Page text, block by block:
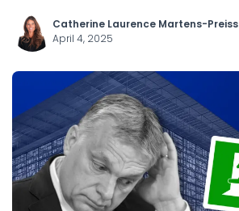
Catherine Laurence Martens-Preiss
April 4, 2025